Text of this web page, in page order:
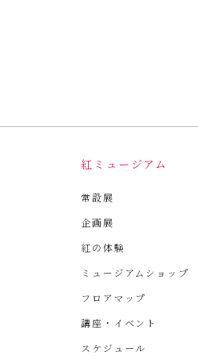
紅ミュージアム
常設展
企画展
紅の体験
ミュージアムショップ
フロアマップ
講座・イベント
スケジュール